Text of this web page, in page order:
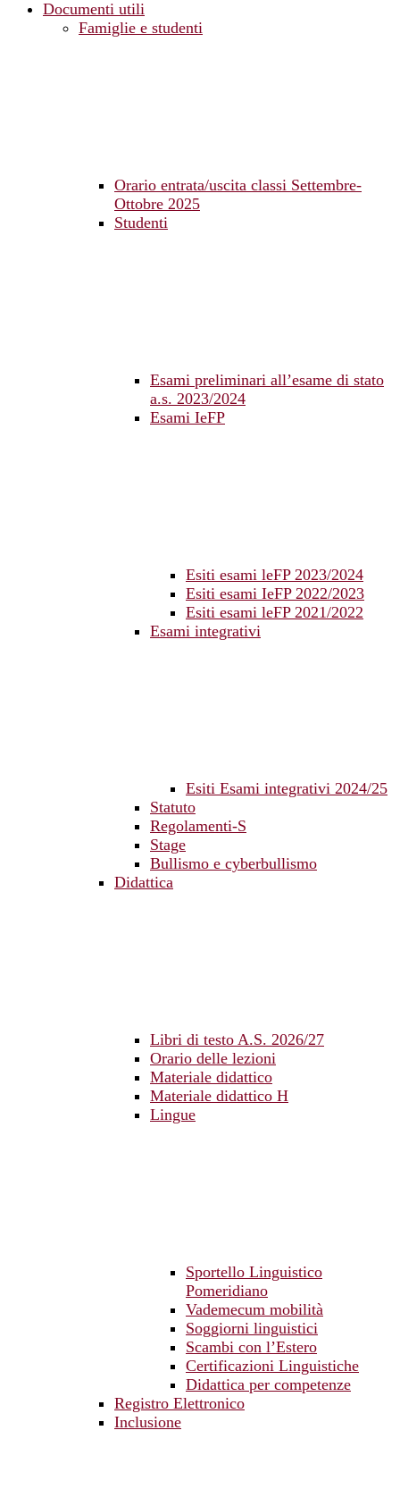
Documenti utili
Famiglie e studenti
Orario entrata/uscita classi Settembre-
Ottobre 2025
Studenti
Esami preliminari all’esame di stato
a.s. 2023/2024
Esami IeFP
Esiti esami leFP 2023/2024
Esiti esami IeFP 2022/2023
Esiti esami leFP 2021/2022
Esami integrativi
Esiti Esami integrativi 2024/25
Statuto
Regolamenti-S
Stage
Bullismo e cyberbullismo
Didattica
Libri di testo A.S. 2026/27
Orario delle lezioni
Materiale didattico
Materiale didattico H
Lingue
Sportello Linguistico
Pomeridiano
Vademecum mobilità
Soggiorni linguistici
Scambi con l’Estero
Certificazioni Linguistiche
Didattica per competenze
Registro Elettronico
Inclusione